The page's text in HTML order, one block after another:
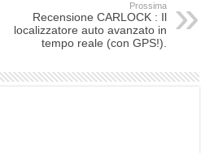
Prossima
Recensione CARLOCK : Il
localizzatore auto avanzato in
tempo reale (con GPS!).